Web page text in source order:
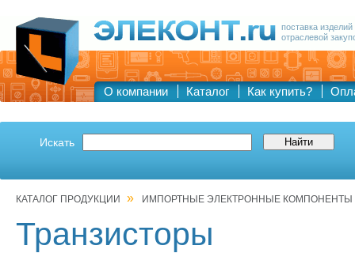
поставка
отраслевой
О компании Каталог Как купить?
Искать
КАТАЛОГ ПРОДУКЦИИ » ИМПОРТНЫЕ ЭЛЕКТРОННЫЕ КОМПОНЕНТЫ
Транзисторы